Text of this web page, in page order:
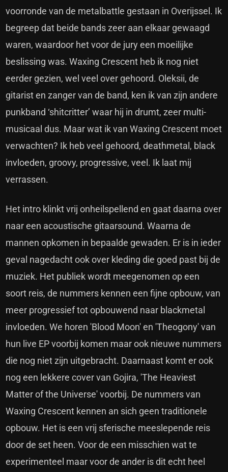
voorronde van de metalbattle gestaan in Overijssel. Ik
begreep dat beide bands zeer aan elkaar gewaagd
waren, waardoor het voor de jury een moeilijke
beslissing was. Waxing Crescent heb ik nog niet
eerder gezien, wel veel over gehoord. Oleksii, de
gitarist en zanger van de band, ken ik van zijn andere
punkband ‘shitcritter’ waar hij in drumt, zeer multi-
musicaal dus. Maar wat ik van Waxing Crescent moet
verwachten? Ik heb veel gehoord, deathmetal, black
invloeden, groovy, progressive, veel. Ik laat mij
verrassen.
Het intro klinkt vrij onheilspellend en gaat daarna over
naar een acoustische gitaarsound. Waarna de
mannen opkomen in bepaalde gewaden. Er is in ieder
geval nagedacht ook over kleding die goed past bij de
muziek. Het publiek wordt meegenomen op een
soort reis, de nummers kennen een fijne opbouw, van
meer progressief tot opbouwend naar blackmetal
invloeden. We horen 'Blood Moon' en 'Theogony' van
hun live EP voorbij komen maar ook nieuwe nummers
die nog niet zijn uitgebracht. Daarnaast komt er ook
nog een lekkere cover van Gojira, 'The Heaviest
Matter of the Universe' voorbij. De nummers van
Waxing Crescent kennen an sich geen traditionele
opbouw. Het is een vrij sferische meeslepende reis
door de set heen. Voor de een misschien wat te
experimenteel maar voor de ander is dit echt heel